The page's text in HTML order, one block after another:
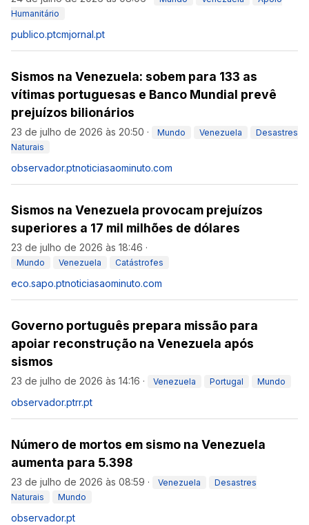
Humanitário
publico.ptcmjornal.pt
Sismos na Venezuela: sobem para 133 as
vítimas portuguesas e Banco Mundial prevê
prejuízos bilionários
23 de julho de 2026 às 20:50 · Mundo Venezuela
Desastres
Naturais
observador.ptnoticiasaominuto.com
Sismos na Venezuela provocam prejuízos
superiores a 17 mil milhões de dólares
23 de julho de 2026 às 18:46 ·
Mundo Venezuela Catástrofes
eco.sapo.ptnoticiasaominuto.com
Governo português prepara missão para
apoiar reconstrução na Venezuela após
sismos
23 de julho de 2026 às 14:16 · Venezuela Portugal Mundo
observador.ptrr.pt
Número de mortos em sismo na Venezuela
aumenta para 5.398
23 de julho de 2026 às 08:59 · Venezuela
Desastres
Naturais
Mundo
observador.pt